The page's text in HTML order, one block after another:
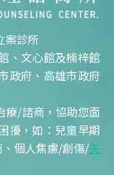
案診所
、文心館及楠梓館
政府、高雄市政府
療/諮商，協助您面
擾，如：兒童早期
個人焦慮/創傷/失